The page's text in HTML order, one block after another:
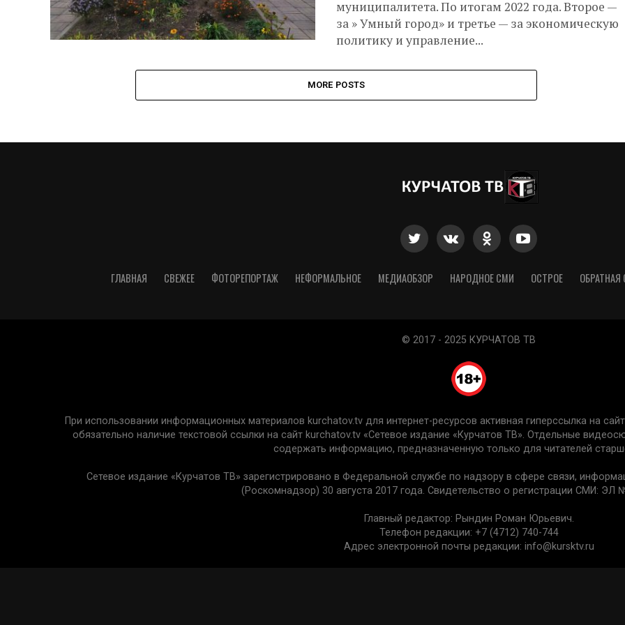
муниципалитета. По итогам 2022 года. Второе —
за » Умный город» и третье — за экономическую
политику и управление...
MORE POSTS
ГЛАВНАЯ СВЕЖЕЕ ФОТОРЕПОРТАЖ НЕФОРМАЛЬНОЕ МЕДИАОБЗОР НАРОДНОЕ СМИ ОСТРОЕ ОБРАТНАЯ
© 2017 - 2025 КУРЧАТОВ ТВ
При использовании информационных материалов kurchatov.tv для интернет-ресурсов активная гиперссылка на
обязательно наличие текстовой ссылки на сайт kurchatov.tv «Сетевое издание «Курчатов ТВ». Отдельные
содержать информацию, предназначенную только для читателей
Сетевое издание «Курчатов ТВ» зарегистрировано в Федеральной службе по надзору в сфере связи,
(Роскомнадзор) 30 августа 2017 года. Свидетельство о регистрации СМИ: ЭЛ
Главный редактор: Рындин Роман Юрьевич.
Телефон редакции: +7 (4712) 740-744
Адрес электронной почты редакции: info@kursktv.ru